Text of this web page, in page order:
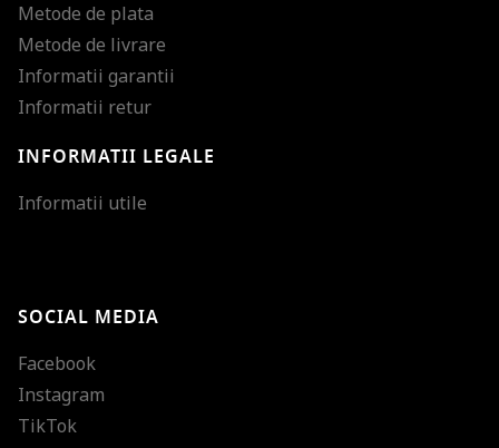
Metode de plata
Metode de livrare
Informatii garantii
Informatii retur
INFORMATII LEGALE
Informatii utile
SOCIAL MEDIA
Facebook
Instagram
TikTok